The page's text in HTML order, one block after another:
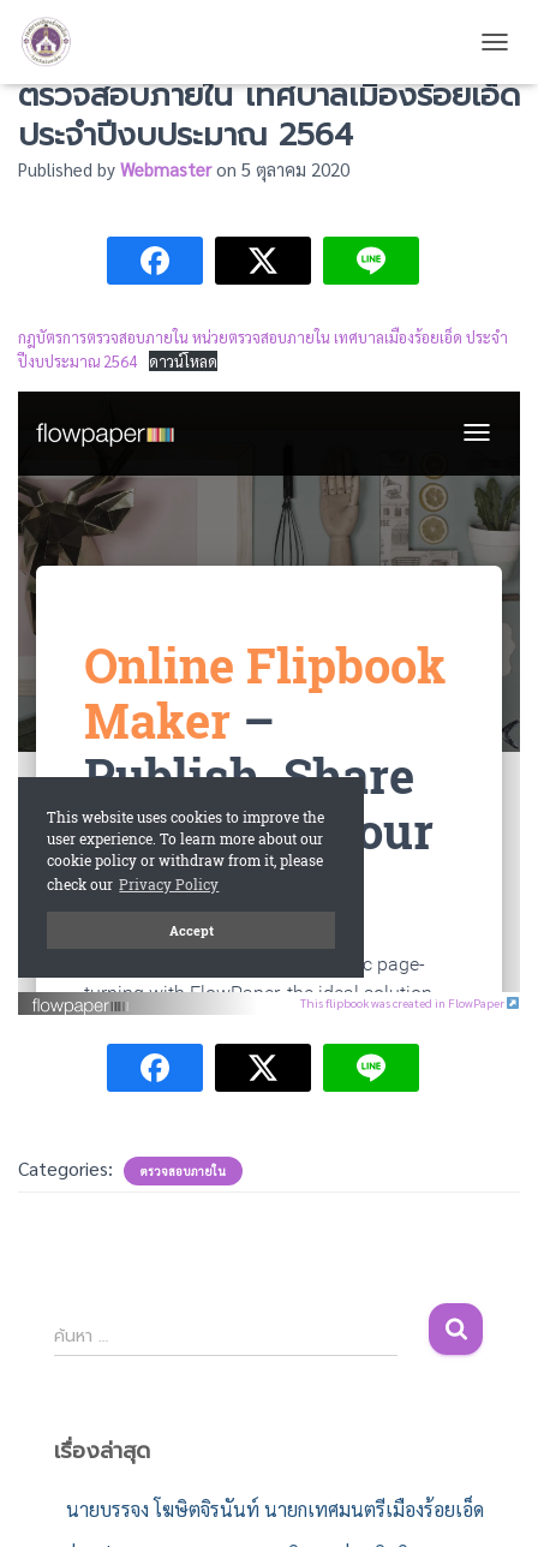
กฎบัตรการตรวจสอบภายใน หน่วย
ตรวจสอบภายใน เทศบาลเมืองร้อยเอ็ด
ประจำปีงบประมาณ 2564
Published by Webmasteron 5 ตุลาคม 2020
กฎบัตรการตรวจสอบภายใน หน่วยตรวจสอบภายใน เทศบาลเมืองร้อยเอ็ด ประจำ
ปีงบประมาณ 2564
ดาวน์โหลด
This flipbook was created in FlowPaper
Categories: ตรวจสอบภายใน
ค้
น
สำ
ค้นหา …
เรื่องล่าสุด
นายบรรจง โฆษิตจิรนันท์ นายกเทศมนตรีเมืองร้อยเอ็ด